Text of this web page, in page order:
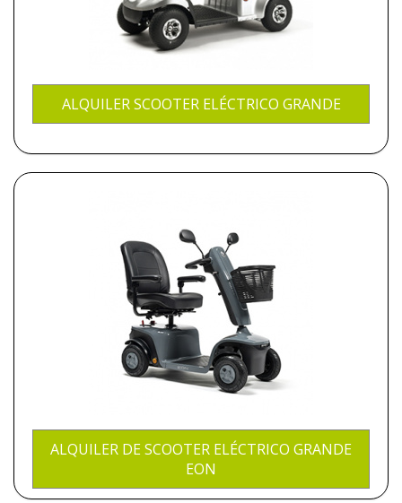
ALQUILER SCOOTER ELÉCTRICO GRANDE
ALQUILER DE SCOOTER ELÉCTRICO GRANDE
EON